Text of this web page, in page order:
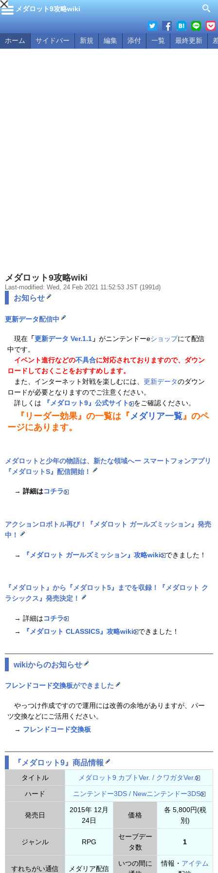
メダロット9攻略wiki
ホーム サイドバー 新規 編集 添付 一覧 最終更新
メダロット9攻略wiki
Last-modified: Wed, 24 Feb 2021 11:52:53 JST (1991d)
お知らせ
更新データ配信中
現在 「更新データ Ver.1.1 」 がニンテンドーeショップにて配信
中です。
イベント進行などの不具合に対応されておりますので、ダウン
ロードしておくことをおすすめします。
また、インターネット対戦を楽しむには、 更新データのダウン
ロードが必要となりますのでご注意ください。
詳しくは
『メダロット9』公式サイト をご確認ください。
『リーダー効果』の一覧は『メダリア一覧』のペ
ージにあります。
メダロットと少年の物語は、新たな領域へー スマートフォンアプリ
『メダロットS』配信開始！
→ 詳細はコチラ
アクションロボトル再び！ 『メダロット ガールズミッション』 発売
中！
→ 『メダロット ガールズミッション』攻略wiki できました！
『メダロット』から『メダロット5』までを収録！
『メダロット ク
ラシックス』 発売決定！
→ 詳細はコチラ
→
『メダロット CLASSICS』攻略wiki できました！
wikiからのお知らせ
フレンドコード交換板ができました
やっつけ作成ですので運用には改善の余地がありますが、パー
ツ交換などにご活用ください。
→ フレンドコード交換板
『メダロット9』商品情報
タイトル メダロット9 カブトVer. / クワガタVer.
ハード ニンテンドー3DS / Newニンテンドー3DS
発売日
2015年 12月
24日
価格
各 5,800円(税
別)
ジャンル RPG
セーブデー
タ数
1
すれちがい通信 メダリア配信
いつの間に
情報・ アイテム